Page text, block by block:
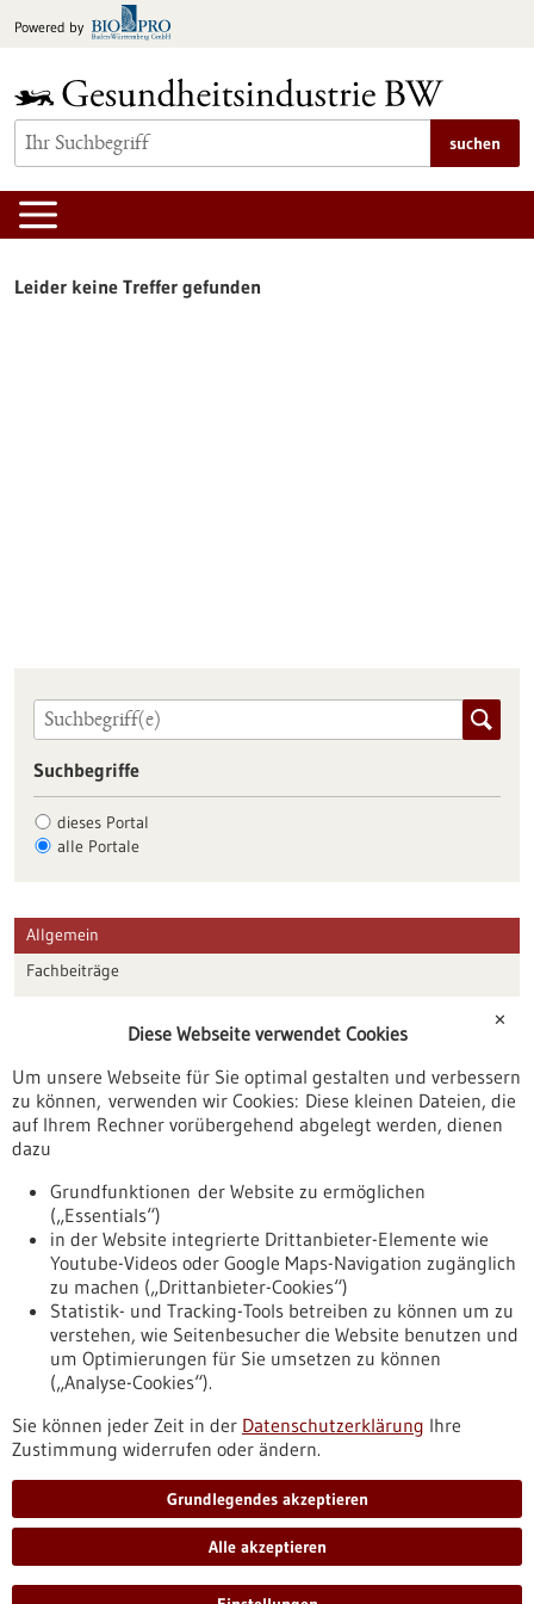
Inhalt
Powered by
suchen
Leider keine Treffer gefunden
Suchbegriffe
dieses Portal
alle Portale
Allgemein
Fachbeiträge
Veranstaltungen
Erscheinungsdatum
Nach oben
Informiert bleiben
Newsletter abonnieren
✕
Diese Webseite verwendet Cookies
Um unsere Webseite für Sie optimal gestalten und verbessern
zu können, verwenden wir Cookies: Diese kleinen Dateien, die
auf Ihrem Rechner vorübergehend abgelegt werden, dienen
dazu
Grundfunktionen der Website zu ermöglichen
(„Essentials“)
in der Website integrierte Drittanbieter-Elemente wie
Youtube-Videos oder Google Maps-Navigation zugänglich
zu machen („Drittanbieter-Cookies“)
Statistik- und Tracking-Tools betreiben zu können um zu
verstehen, wie Seitenbesucher die Website benutzen und
um Optimierungen für Sie umsetzen zu können
(„Analyse-Cookies“).
Sie können jeder Zeit in der Datenschutzerklärung Ihre
Zustimmung widerrufen oder ändern.
Grundlegendes akzeptieren
Alle akzeptieren